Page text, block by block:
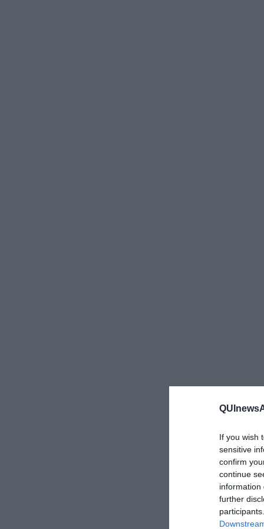
If you wish
sensitive
confirm
continue
information
further